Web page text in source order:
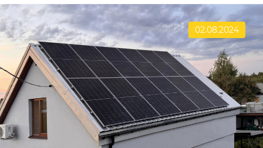
02.08.2024